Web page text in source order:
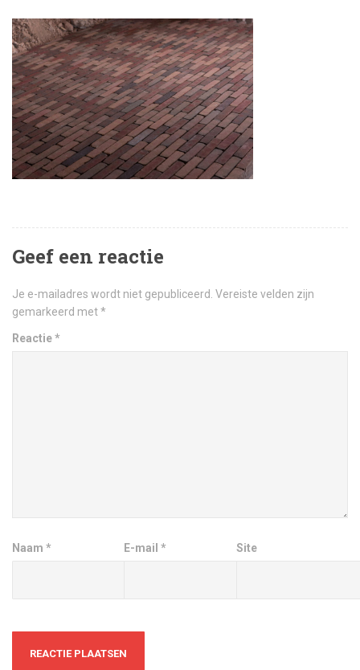
Geef een reactie
Je e-mailadres wordt niet gepubliceerd. Vereiste velden zijn
gemarkeerd met*
Reactie*
Naam * E-mail* Site